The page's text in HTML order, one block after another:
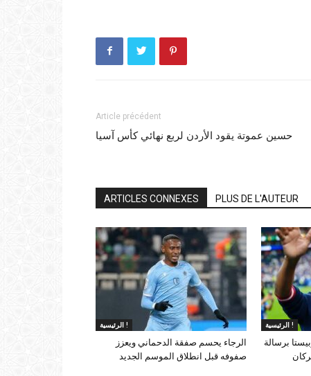
Article précédent
حسين عموتة يقود الأردن لربع نهائي كأس آسيا
ARTICLES CONNEXES PLUS DE L'AUTEUR
الرئيسية !
الرجاء يحسم صفقة الدحماني ويعزز
صفوفه قبل انطلاق الموسم الجديد
الرئيسية !
برسالة